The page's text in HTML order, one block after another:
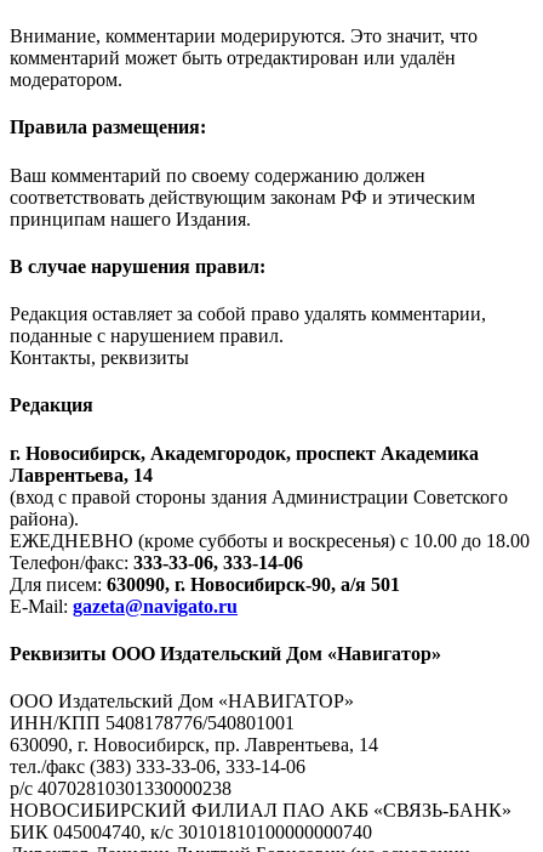
Внимание, комментарии модерируются. Это значит, что
комментарий может быть отредактирован или удалён
модератором.
Правила размещения:
Ваш комментарий по своему содержанию должен
соответствовать действующим законам РФ и этическим
принципам нашего Издания.
В случае нарушения правил:
Редакция оставляет за собой право удалять комментарии,
поданные с нарушением правил.
Контакты, реквизиты
Редакция
г. Новосибирск, Академгородок, проспект Академика
Лаврентьева, 14
(вход с правой стороны здания Администрации Советского
района).
ЕЖЕДНЕВНО (кроме субботы и воскресенья) с 10.00 до 18.00
Телефон/факс: 333-33-06, 333-14-06
Для писем: 630090, г. Новосибирск-90, а/я 501
E-Mail: gazeta@navigato.ru
Реквизиты ООО Издательский Дом «Навигатор»
ООО Издательский Дом «НАВИГАТОР»
ИНН/КПП 5408178776/540801001
630090, г. Новосибирск, пр. Лаврентьева, 14
тел./факс (383) 333-33-06, 333-14-06
р/с 40702810301330000238
НОВОСИБИРСКИЙ ФИЛИАЛ ПАО АКБ «СВЯЗЬ-БАНК»
БИК 045004740, к/с 30101810100000000740